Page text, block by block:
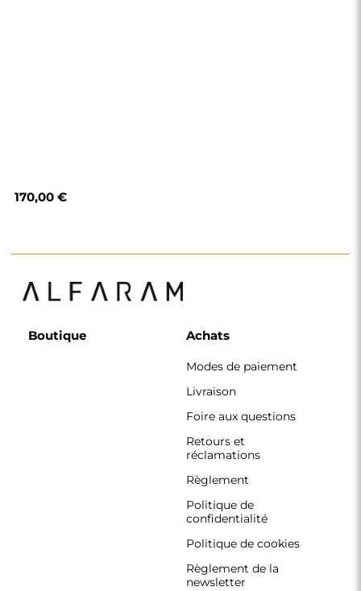
170,00 €
Boutique Achats
Modes de paiement
Livraison
Foire aux questions
Retours et
réclamations
Règlement
Politique de
confidentialité
Politique de cookies
Règlement de la
newsletter